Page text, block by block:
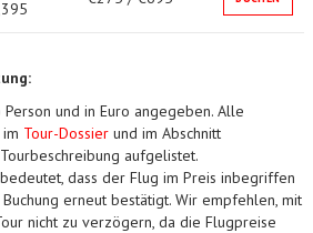
und in Euro angegeben. Alle
Tour-Dossier und im Abschnitt
aufgelistet.
dass der Flug im Preis inbegriffen
erneut bestätigt. Wir empfehlen, mit
nicht zu verzögern, da die Flugpreise